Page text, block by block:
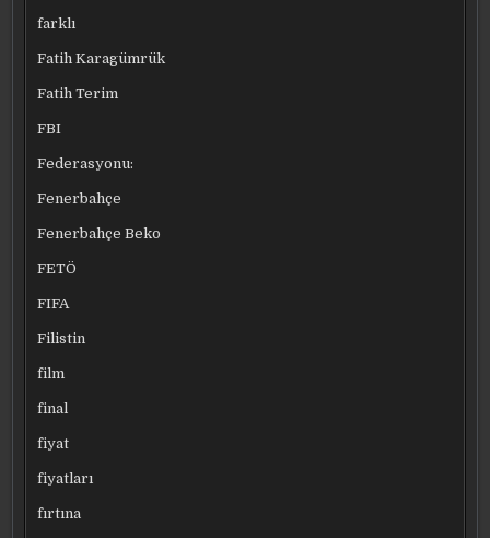
farklı
Fatih Karagümrük
Fatih Terim
FBI
Federasyonu:
Fenerbahçe
Fenerbahçe Beko
FETÖ
FIFA
Filistin
film
final
fiyat
fiyatları
fırtına